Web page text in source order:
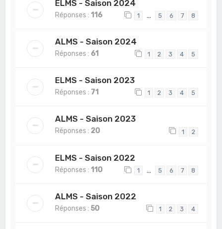
ELMS - Saison 2024
Réponses : 116 1 … 5 6 7 8
ALMS - Saison 2024
Réponses : 61 1 2 3 4 5
ELMS - Saison 2023
Réponses : 71 1 2 3 4 5
ALMS - Saison 2023
Réponses : 20 1 2
ELMS - Saison 2022
Réponses : 110 1 … 5 6 7 8
ALMS - Saison 2022
Réponses :50 1 2 3 4